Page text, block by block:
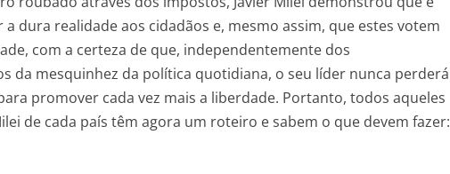
dura realidade aos cidadãos e, mesmo assim, que estes votem
com a certeza de que, independentemente dos
da mesquinhez da política quotidiana, o seu líder nunca perderá
promover cada vez mais a liberdade. Portanto, todos aqueles
de cada país têm agora um roteiro e sabem o que devem fazer: